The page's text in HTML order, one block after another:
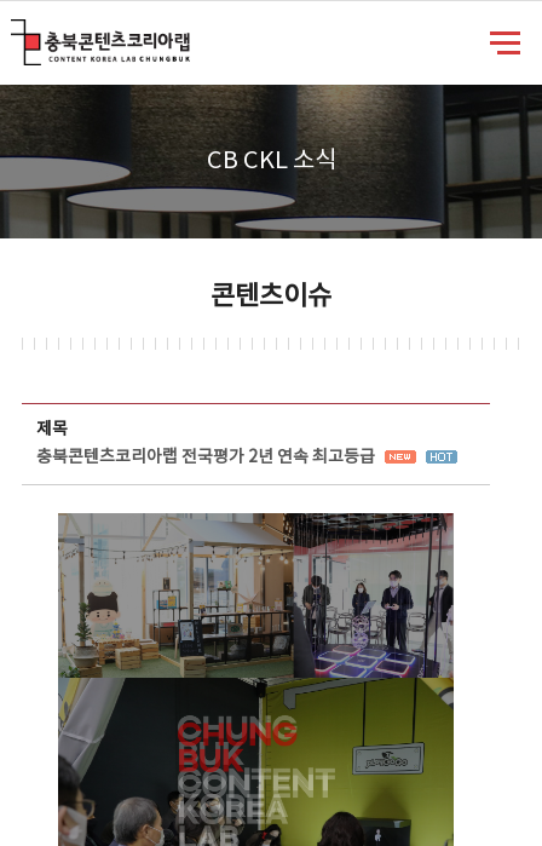
CB CKL 소식
콘텐츠이슈
제목
충북콘텐츠코리아랩 전국평가 2년 연속 최고등급